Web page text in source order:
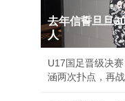
去年信誓旦旦
人
U17国足晋级决
涵两次扑点，再